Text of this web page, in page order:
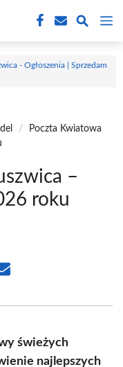
- Ogłoszenia | Sprzedam
/
Poczta Kwiatowa
–
roku
Share
świeżych
najlepszych